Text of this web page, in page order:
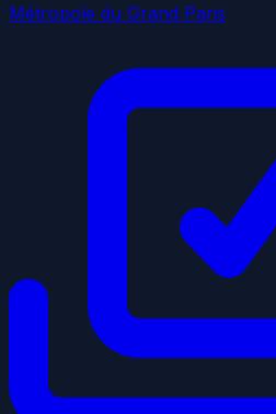
Métropole du Grand Paris